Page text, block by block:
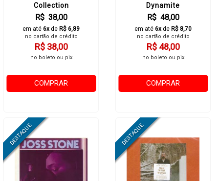
Collection
R$ 38,00
em até 6xde R$ 6,89
no cartão de crédito
R$ 38,00
no boleto ou pix
COMPRAR
Dynamite
R$ 48,00
em até 6xde R$ 8,70
no cartão de crédito
R$ 48,00
no boleto ou pix
COMPRAR